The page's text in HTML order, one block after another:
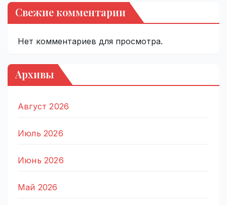
Свежие комментарии
Нет комментариев для просмотра.
Архивы
Август 2026
Июль 2026
Июнь 2026
Май 2026